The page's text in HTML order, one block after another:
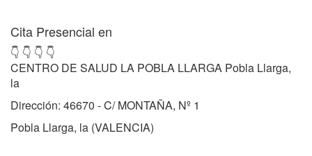
Cita Presencial en
👇 👇 👇 👇
CENTRO DE SALUD LA POBLA LLARGA Pobla Llarga,
la
Dirección: 46670 - C/ MONTAÑA, Nº 1
Pobla Llarga, la (VALENCIA)